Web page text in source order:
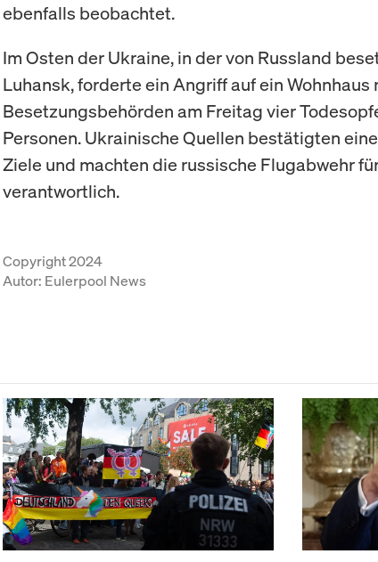
ebenfalls beobachtet.
Im Osten der Ukraine, in der von Russland
Luhansk, forderte ein Angriff auf ein
Besetzungsbehörden am Freitag vier
Personen. Ukrainische Quellen bestätigten
Ziele und machten die russische Flugabwehr
verantwortlich.
Copyright 2024
Autor: Eulerpool News